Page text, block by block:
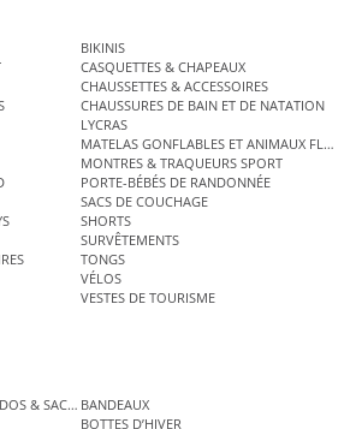
BIKINIS
CASQUETTES & CHAPEAUX
CHAUSSETTES & ACCESSOIRES
CHAUSSURES DE BAIN ET DE NATATION
LYCRAS
MATELAS GONFLABLES ET ANIMAUX
MONTRES & TRAQUEURS SPORT
PORTE-BÉBÉS DE RANDONNÉE
SACS DE COUCHAGE
SHORTS
SURVÊTEMENTS
TONGS
VÉLOS
VESTES DE TOURISME
& SACS ÉTANCHES
BANDEAUX
BOTTES D’HIVER